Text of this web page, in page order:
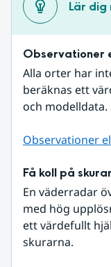
Lär dig
Observationer
Alla orter har
beräknas ett
och modelldata.
Observationer
Få koll på
En väderradar
med hög
ett värdefullt
skurarna.